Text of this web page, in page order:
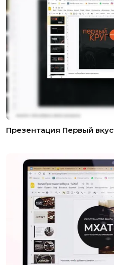
Презентация Первый вкус